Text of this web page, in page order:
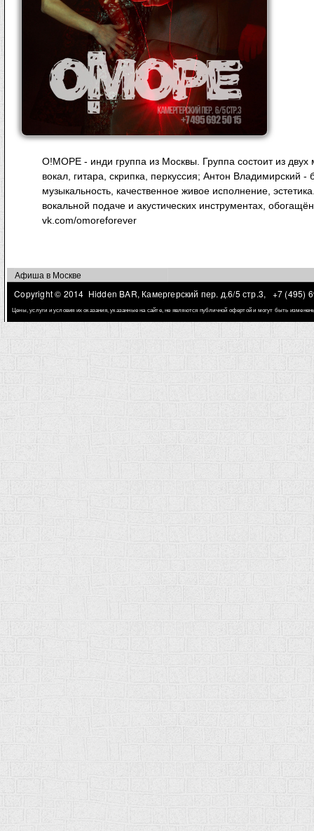
О!МОРЕ - инди группа из Москвы. Группа состоит из
вокал, гитара, скрипка, перкуссия; Антон Владимирский
музыкальность, качественное живое исполнение,
вокальной подаче и акустических инструментах,
vk.com/omoreforever
Афиша в Москве
Copyright © 2014 Hidden BAR, Камергерский пер. д.6/5 стр.3,
+7 (495)
Цены, услуги и условия их оказания, указанные на сайте, не являются публичной офертой и могут быть